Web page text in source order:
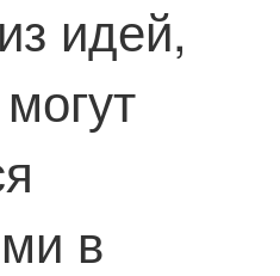
идей,
в